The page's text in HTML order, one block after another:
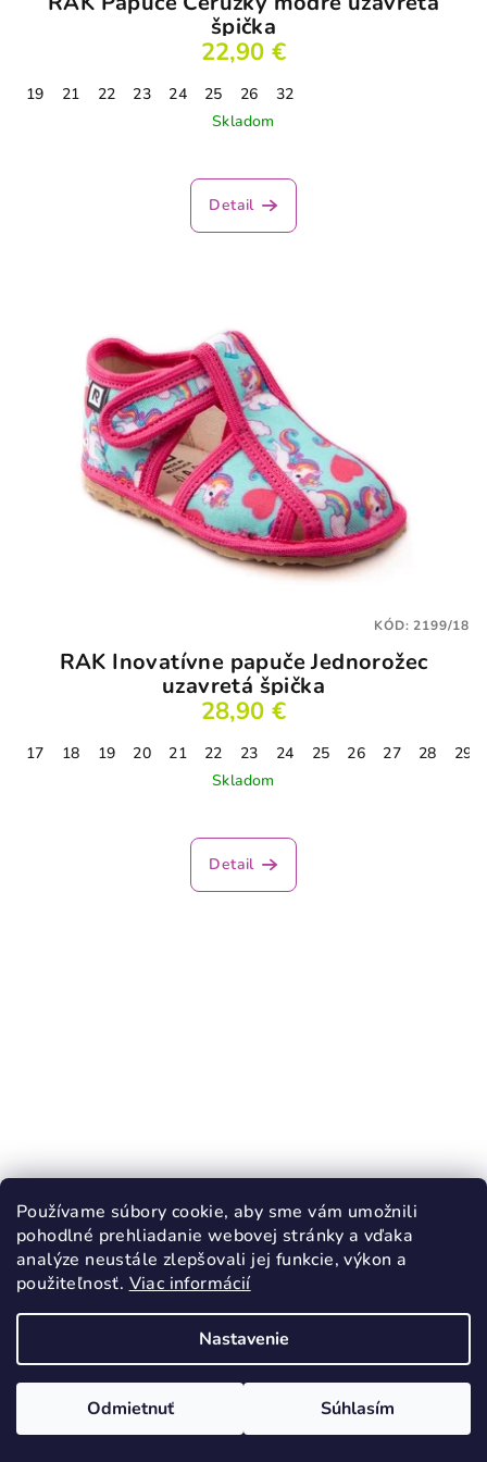
Používame súbory cookie, aby sme vám umožnili
pohodlné prehliadanie webovej stránky a vďaka
analýze neustále zlepšovali jej funkcie, výkon a
použiteľnosť. Viac informácií
Nastavenie
Odmietnuť Súhlasím
špička
22,90 €
19 21 22 23 24 25 26
32
Skladom
Detail
RAK Inovatívne papuče Jednorožec
uzavretá špička
28,90 €
17 18 19 20 21 22 23 24 25 26 27 28
29
Skladom
hodnotenie
produktu
Detail
KÓD:2199/18
RAK Flexi papučky farma modrá uzavretá
špička
28,90 €
20 21 22
26
Skladom